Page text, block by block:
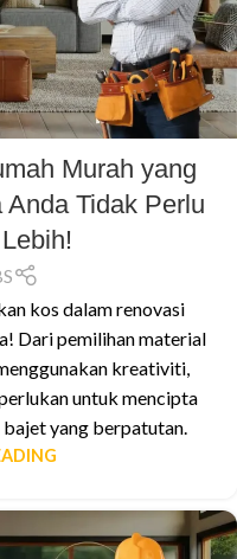
Murah yang
Tidak Perlu
kos dalam renovasi
Dari pemilihan material
kreativiti,
untuk mencipta
yang berpatutan.